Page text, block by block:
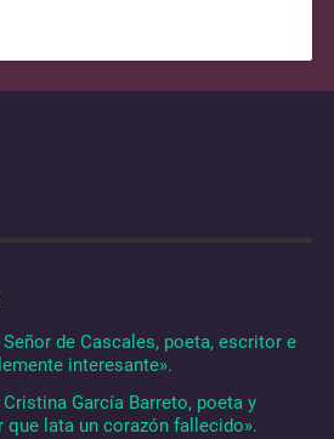
de Cascales, poeta, escritor e
interesante».
García Barreto, poeta y
que lata un corazón fallecido».